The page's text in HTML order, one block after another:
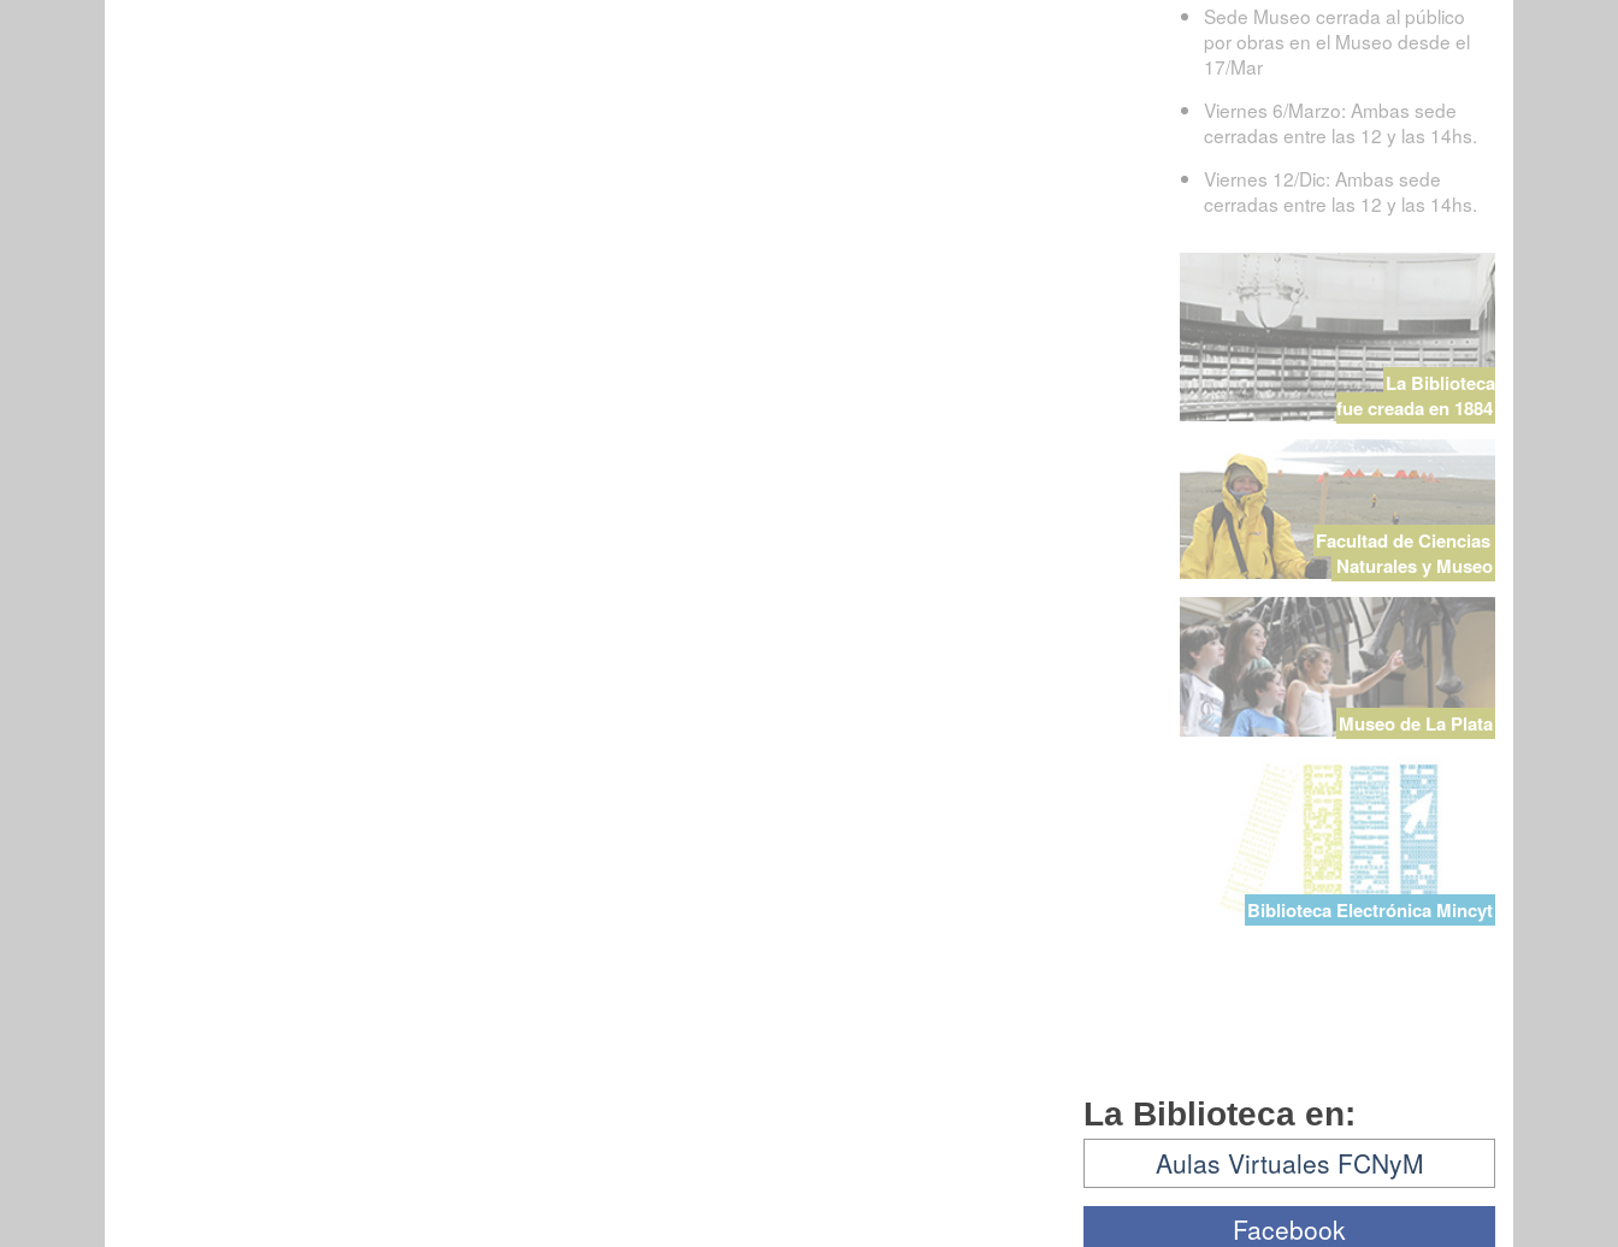
Sede Museo cerrada al público
por obras en el Museo desde el
17/Mar
Viernes 6/Marzo: Ambas sede
cerradas entre las 12 y las 14hs.
Viernes 12/Dic: Ambas sede
cerradas entre las 12 y las 14hs.
La Biblioteca
fue creada en 1884
Facultad de Ciencias
Naturales y Museo
Museo de La Plata
Biblioteca Electrónica Mincyt
La Biblioteca en:
Aulas Virtuales FCNyM
Facebook